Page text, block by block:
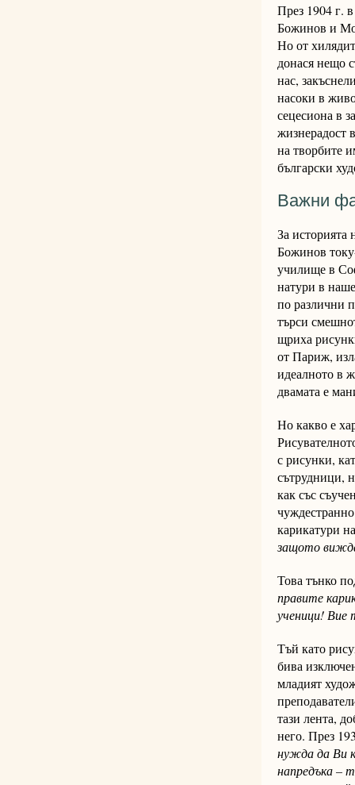
През 1904 г.
Божинов и
Но от
донася нещо
нас,
насоки в
сецесиона в
жизнерадост
на творбите
български
Важни
За историята
Божинов
училище в
натури в
по различни
търси
щриха
от Париж,
идеалното в
двамата е
Но какво е
с рисунки,
сътрудници,
как със
карикатури
защото
Това тънко
правите
ученици! Вие
Тъй като
бива
младият
тази лента,
него. През
нужда да Ви
напредъка –